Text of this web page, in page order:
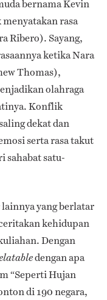
bernama Kevin
rasa
Ribero). Sayang,
ketika Nara
Thomas),
olahraga
Konflik
dekat dan
serta rasa takut
sahabat satu-
lainnya yang berlatar
kehidupan
Dengan
dengan apa
“Seperti Hujan
di 190 negara,